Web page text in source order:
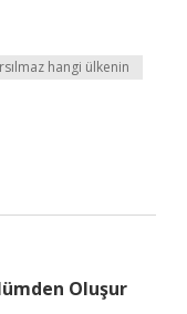
hangi ülkenin
Oluşur